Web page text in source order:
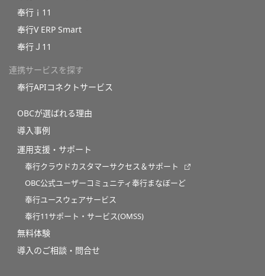
奉行ｉ11
奉行V ERP Smart
奉行Ｊ11
連携サービスを探す
奉行APIコネクトサービス
OBCが選ばれる理由
導入事例
運用支援・サポート
奉行クラウドカスタマーサクセス＆サポート
OBC公式ユーザーコミュニティ奉行まなぼーど
奉行ユースウェアサービス
奉行11サポート・サービス(OMSS)
無料体験
導入のご相談・問合せ